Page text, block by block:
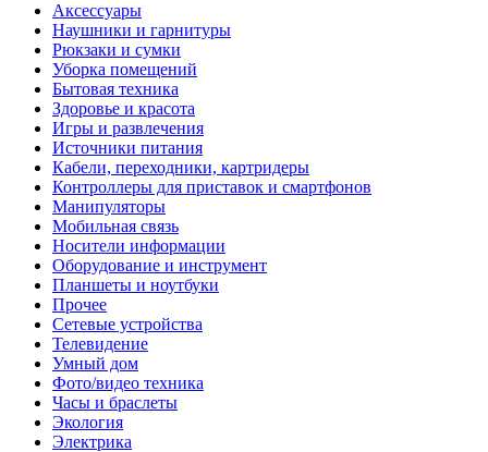
Аксессуары
Наушники и гарнитуры
Рюкзаки и сумки
Уборка помещений
Бытовая техника
Здоровье и красота
Игры и развлечения
Источники питания
Кабели, переходники, картридеры
Контроллеры для приставок и смартфонов
Манипуляторы
Мобильная связь
Носители информации
Оборудование и инструмент
Планшеты и ноутбуки
Прочее
Сетевые устройства
Телевидение
Умный дом
Фото/видео техника
Часы и браслеты
Экология
Электрика